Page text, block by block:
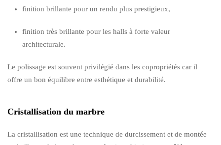
finition brillante pour un rendu plus prestigieux,
finition très brillante pour les halls à forte valeur
architecturale.
Le polissage est souvent privilégié dans les copropriétés car il
offre un bon équilibre entre esthétique et durabilité.
Cristallisation du marbre
La cristallisation est une technique de durcissement et de montée